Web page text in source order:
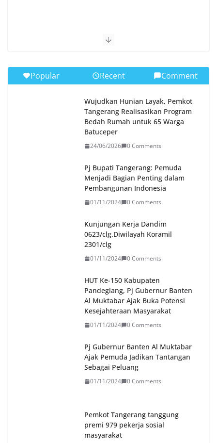
Popular Recent Comment
Wujudkan Hunian Layak, Pemkot
Tangerang Realisasikan Program
Bedah Rumah untuk 65 Warga
Batuceper
24/06/2026 0 Comments
Pj Bupati Tangerang: Pemuda
Menjadi Bagian Penting dalam
Pembangunan Indonesia
01/11/2024 0 Comments
Kunjungan Kerja Dandim
0623/clg.Diwilayah Koramil
2301/clg
01/11/2024 0 Comments
HUT Ke-150 Kabupaten
Pandeglang, Pj Gubernur Banten
Al Muktabar Ajak Buka Potensi
Kesejahteraan Masyarakat
01/11/2024 0 Comments
Pj Gubernur Banten Al Muktabar
Ajak Pemuda Jadikan Tantangan
Sebagai Peluang
01/11/2024 0 Comments
Pemkot Tangerang tanggung
premi 979 pekerja sosial
masyarakat